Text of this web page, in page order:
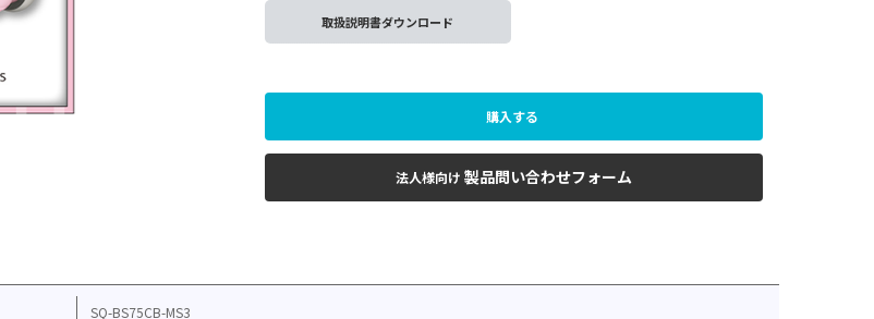
取扱説明書ダウンロード
購入する
法人様向け 製品問い合わせフォーム
SQ-BS75CB-MS3